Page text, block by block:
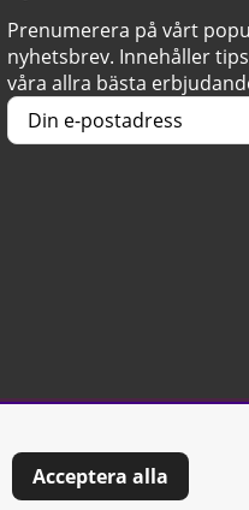
Prenumerera på vårt
nyhetsbrev. Innehåller
våra allra bästa
Acceptera alla